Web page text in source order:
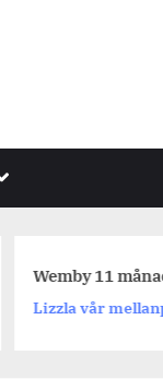
11 månader.
vår mellanpudel